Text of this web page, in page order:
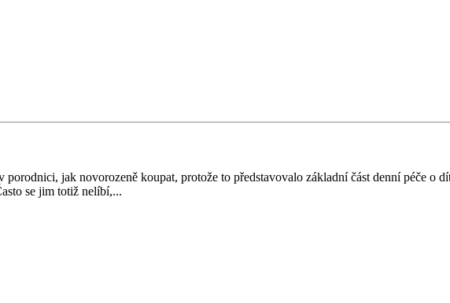
jak novorozeně koupat, protože to představovalo základní část denní péče o
se jim totiž nelíbí,...